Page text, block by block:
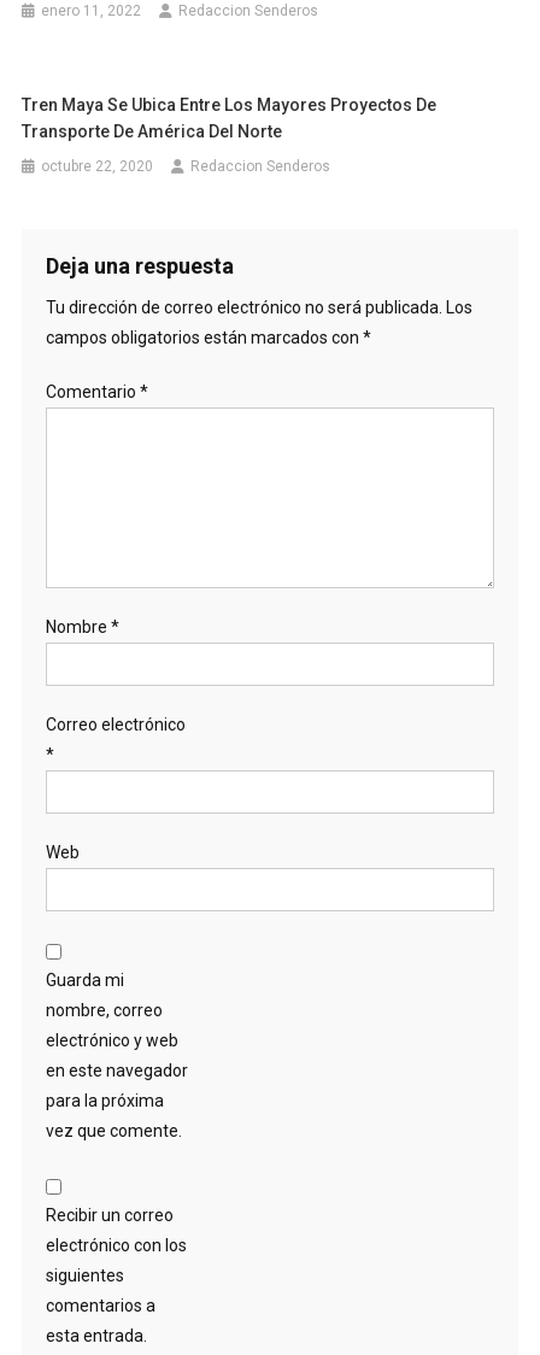
enero 11, 2022 Redaccion Senderos
Tren Maya Se Ubica Entre Los Mayores Proyectos De
Transporte De América Del Norte
octubre 22, 2020 Redaccion Senderos
Deja una respuesta
Tu dirección de correo electrónico no será publicada. Los
campos obligatorios están marcados con *
Comentario *
Nombre *
Correo electrónico
*
Web
Guarda mi
nombre, correo
electrónico y web
en este navegador
para la próxima
vez que comente.
Recibir un correo
electrónico con los
siguientes
comentarios a
esta entrada.